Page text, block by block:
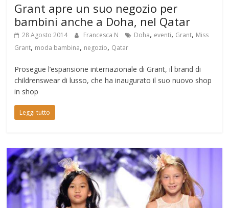
Grant apre un suo negozio per
bambini anche a Doha, nel Qatar
28 Agosto 2014 Francesca N Doha, eventi, Grant, Miss
Grant, moda bambina, negozio, Qatar
Prosegue l’espansione internazionale di Grant, il brand di
childrenswear di lusso, che ha inaugurato il suo nuovo shop
in shop
Leggi tutto